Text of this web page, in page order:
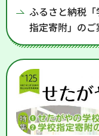
ふるさと納税「
指定寄附」のご